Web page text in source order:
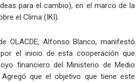
para el cambio), en el marco de la
el Clima (IKI).
OLACDE, Alfonso Blanco, manifestó
el inicio de esta cooperación que
financiero del Ministerio de Medio
que el objetivo que tiene este